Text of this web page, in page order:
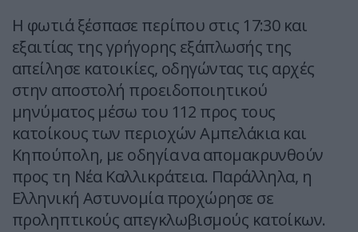
Η φωτιά ξέσπασε περίπου στις 17:30 και
εξαιτίας της γρήγορης εξάπλωσής της
απείλησε κατοικίες, οδηγώντας τις αρχές
στην αποστολή προειδοποιητικού
μηνύματος μέσω του 112 προς τους
κατοίκους των περιοχών Αμπελάκια και
Κηπούπολη, με οδηγία να απομακρυνθούν
προς τη Νέα Καλλικράτεια. Παράλληλα, η
Ελληνική Αστυνομία προχώρησε σε
προληπτικούς απεγκλωβισμούς κατοίκων.